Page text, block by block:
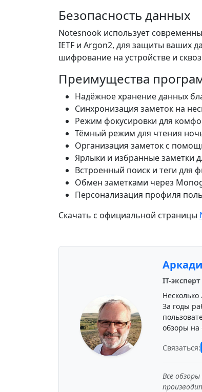
Безопасность данных
Notesnook использует
IETF и Argon2, для защиты ваших
шифрование на устройстве и
Преимущества
Надёжное хранение данных
Синхронизация заметок на
Режим фокусировки для
Тёмный режим для чтения
Организация заметок с
Ярлыки и избранные заметки
Встроенный поиск и теги для
Обмен заметками через
Персонализация профиля
Скачать с официальной страницы
IT-эксперт
За годы
обзоры на
Связаться:
Все